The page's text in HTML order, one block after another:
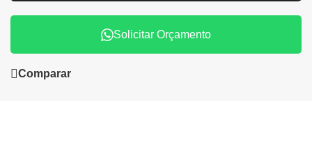
Solicitar Orçamento
Comparar